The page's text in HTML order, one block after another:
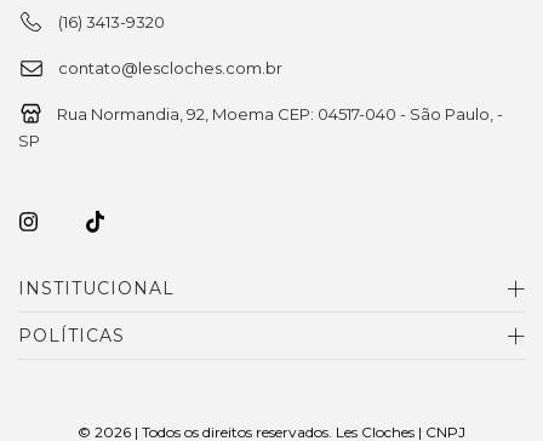
(16) 3413-9320
contato@lescloches.com.br
Rua Normandia, 92, Moema CEP: 04517-040 - São Paulo, -
SP
INSTITUCIONAL
POLÍTICAS
© 2026 | Todos os direitos reservados. Les Cloches | CNPJ